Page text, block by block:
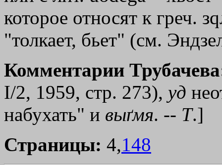
которое относят к греч.
"толкает, бьет" (см.
Комментарии
I/2, 1959, стр. 273), уд
набухать" и выґмя. -- Т.]
Страницы: 4,148